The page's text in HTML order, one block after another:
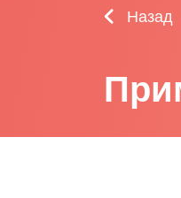
Назад